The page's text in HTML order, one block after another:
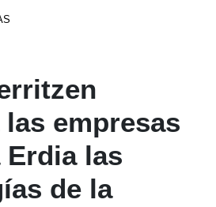
las empresas
Erdia las
de la